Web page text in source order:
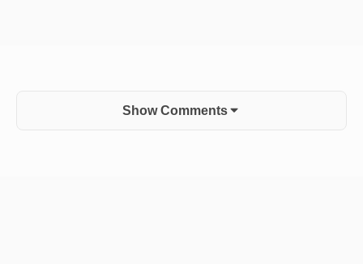
Show Comments